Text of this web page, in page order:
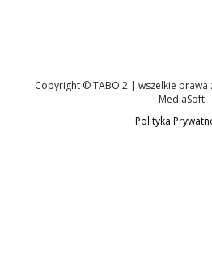
Copyright © TABO 2 | wszelkie
MediaSoft
Polityka